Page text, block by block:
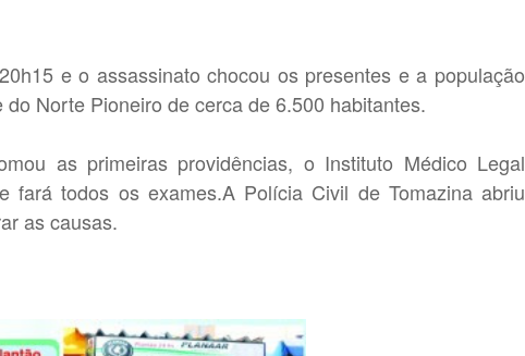
e o assassinato chocou os presentes e a população
Norte Pioneiro de cerca de 6.500 habitantes.
as primeiras providências, o Instituto Médico Legal
fará todos os exames.A Polícia Civil de Tomazina abriu
as causas.